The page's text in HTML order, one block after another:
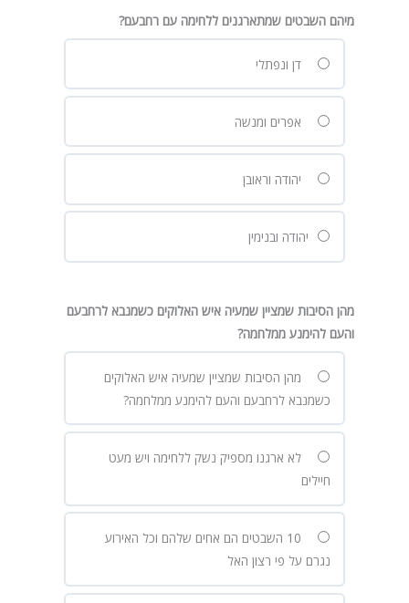
מיהם השבטים שמתארגנים ללחימה עם רחבעם?
דן ונפתלי
אפרים ומנשה
יהודה וראובן
יהודה ובנימין
מהן הסיבות שמציין שמעיה איש האלוקים כשמנבא לרחבעם
והעם להימנע ממלחמה?
מהן הסיבות שמציין שמעיה איש האלוקים
כשמנבא לרחבעם והעם להימנע ממלחמה?
לא ארגנו מספיק נשק ללחימה ויש מעט
חיילים
10 השבטים הם אחים שלהם וכל האירוע
נגרם על פי רצון האל